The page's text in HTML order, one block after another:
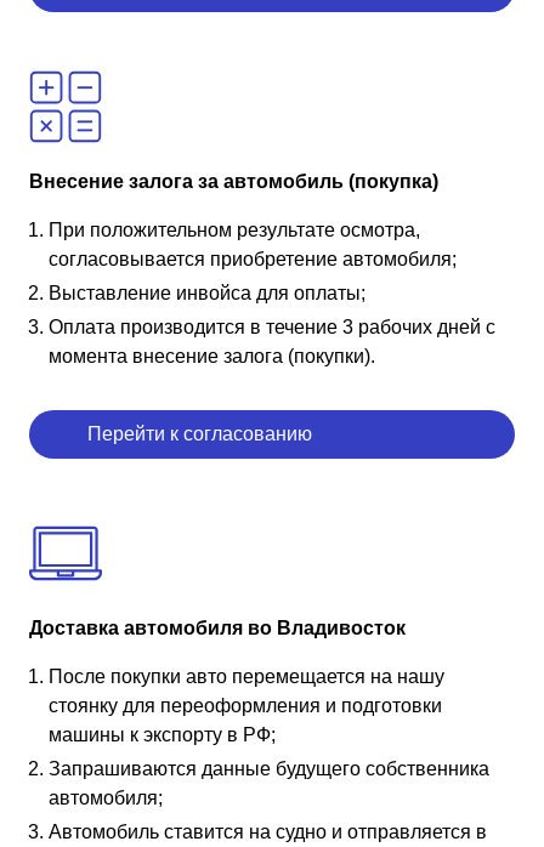
Внесение залога за автомобиль (покупка)
При положительном результате осмотра,
согласовывается приобретение автомобиля;
Выставление инвойса для оплаты;
Оплата производится в течение 3 рабочих дней с
момента внесение залога (покупки).
Перейти к согласованию
Доставка автомобиля во Владивосток
После покупки авто перемещается на нашу
стоянку для переоформления и подготовки
машины к экспорту в РФ;
Запрашиваются данные будущего собственника
автомобиля;
Автомобиль ставится на судно и отправляется в